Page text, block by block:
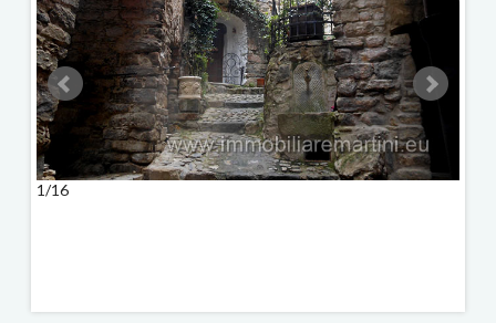
1/16